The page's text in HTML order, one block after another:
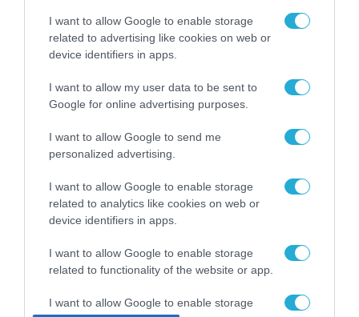
I want to allow Google to enable storage
related to advertising like cookies on web or
device identifiers in apps.
I want to allow my user data to be sent to
Google for online advertising purposes.
I want to allow Google to send me
personalized advertising.
I want to allow Google to enable storage
related to analytics like cookies on web or
device identifiers in apps.
I want to allow Google to enable storage
related to functionality of the website or app.
I want to allow Google to enable storage
Το χρηματοδοτούμενο
από την ΕΕ έργο “The
Gaming Police”
ενισχύει την ασφάλεια
διαδίκτυο
ΑΑΔΕ: Διευκρινίσεις
παραβάσεις που
αφορούν τους ΦΗΜ
31.07.2026
Σ. Καλαφάτης: «Η
Τεχνητή Νοημοσύνη
δεν είναι απλώς μια
μια νέα βιομηχανική
επανάσταση»
31.07.2026
για τη χρηματοδότηση